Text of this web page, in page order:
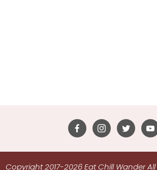
Copyright 2017-2026 Eat Chill Wander